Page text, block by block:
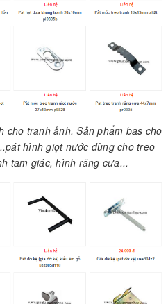
cho tranh ảnh. Sản phẩm bas cho
hình giọt nước dùng cho treo
tam giác, hình răng cưa...